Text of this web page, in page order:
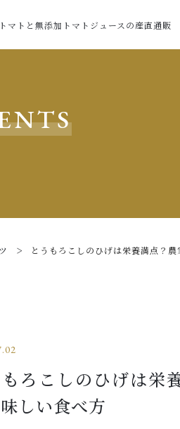
マトと無添加トマトジュースの産直通販
とうもろこしのひげは栄養満点？
もろこしのひげは栄
しい食べ方